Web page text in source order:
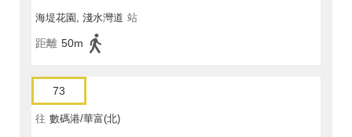
海堤花園, 淺水灣道 站
距離 50m
73
往 數碼港/華富(北)